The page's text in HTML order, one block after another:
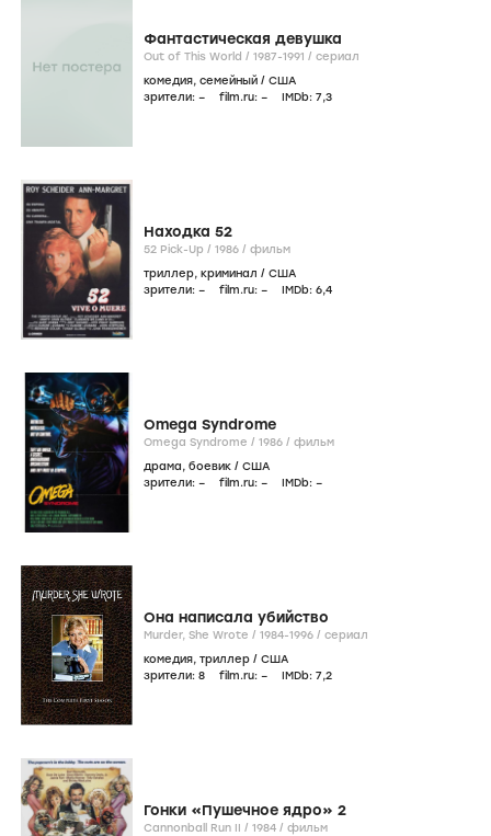
Фантастическая девушка
Out of This World / 1987-1991 / сериал
комедия, семейный / США
зрители: – film.ru: – IMDb: 7,3
Находка 52
52 Pick-Up / 1986 / фильм
триллер, криминал / США
зрители: – film.ru: – IMDb: 6,4
Omega Syndrome
Omega Syndrome / 1986 / фильм
драма, боевик / США
зрители: – film.ru: – IMDb: –
Она написала убийство
Murder, She Wrote / 1984-1996 / сериал
комедия, триллер / США
зрители: 8 film.ru: – IMDb: 7,2
Гонки «Пушечное ядро» 2
Cannonball Run II / 1984 / фильм